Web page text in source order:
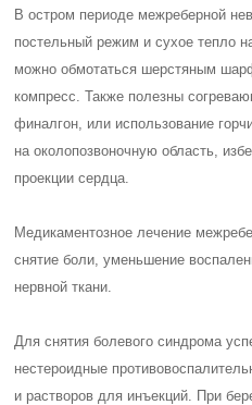
В остром периоде межреберной
постельный режим и сухое тепло
можно обмотаться шерстяным
компресс. Также полезны
финалгон, или использование
на околопозвоночную область,
проекции сердца.
Медикаментозное лечение
снятие боли, уменьшение
нервной ткани.
Для снятия болевого синдрома
нестероидные
и растворов для инъекций. При